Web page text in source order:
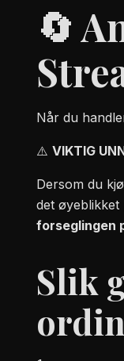
🔄
Når du
⚠️ VIKTIG
Dersom du
det øyeblikket
forseglingen
Slik